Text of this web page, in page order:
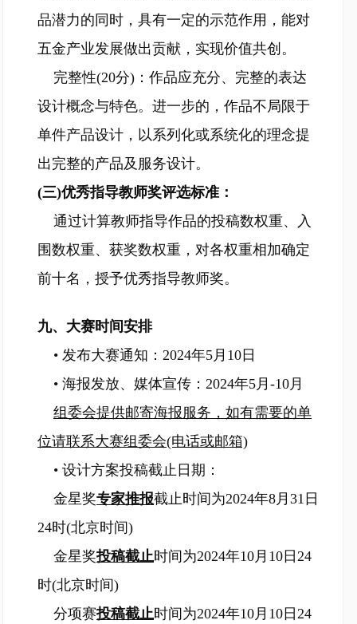
品潜力的同时，具有一定的示范作用，能对
五金产业发展做出贡献，实现价值共创。
完整性(20分)：作品应充分、完整的表达
设计概念与特色。进一步的，作品不局限于
单件产品设计，以系列化或系统化的理念提
出完整的产品及服务设计。
(三)优秀指导教师奖评选标准：
通过计算教师指导作品的投稿数权重、入
围数权重、获奖数权重，对各权重相加确定
前十名，授予优秀指导教师奖。
九、大赛时间安排
• 发布大赛通知：2024年5月10日
• 海报发放、媒体宣传：2024年5月-10月
组委会提供邮寄海报服务，如有需要的单
位请联系大赛组委会(电话或邮箱)
• 设计方案投稿截止日期：
金星奖专家推报截止时间为2024年8月31日
24时(北京时间)
金星奖投稿截止时间为2024年10月10日24
时(北京时间)
分项赛投稿截止时间为2024年10月10日24